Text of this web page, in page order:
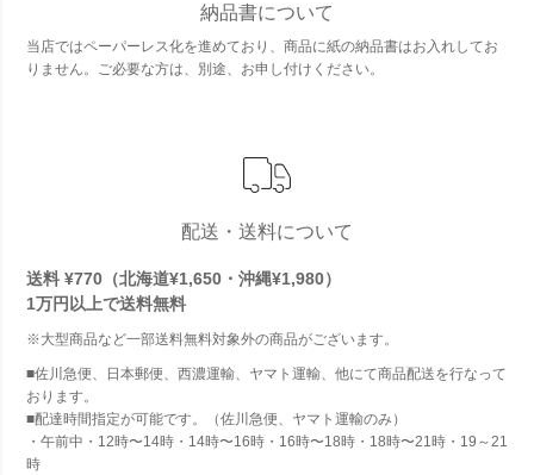
納品書について
当店ではペーパーレス化を進めており、商品に紙の納品書はお入れしてお
りません。ご必要な方は、別途、お申し付けください。
配送・送料について
送料 ¥770（北海道¥1,650・沖縄¥1,980）
1万円以上で送料無料
※大型商品など一部送料無料対象外の商品がございます。
■佐川急便、日本郵便、西濃運輸、ヤマト運輸、他にて商品配送を行なって
おります。
■配達時間指定が可能です。（佐川急便、ヤマト運輸のみ）
・午前中・12時〜14時・14時〜16時・16時〜18時・18時〜21時・19～21
時